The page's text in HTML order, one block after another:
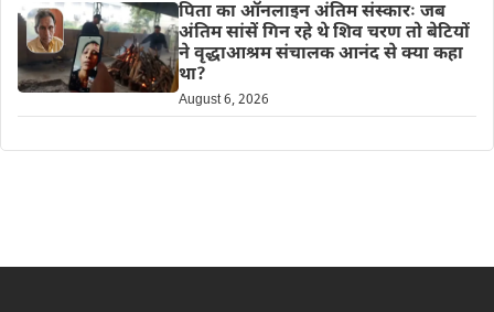
पिता का ऑनलाइन अंतिम संस्कारः जब
अंतिम सांसें गिन रहे थे शिव चरण तो बेटियों
ने वृद्धाआश्रम संचालक आनंद से क्या कहा
था?
August 6, 2026